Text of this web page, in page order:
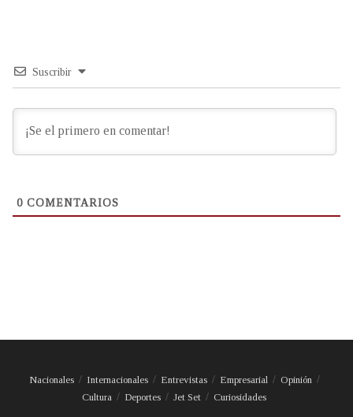
Suscribir
0 COMENTARIOS
Nacionales Internacionales Entrevistas Empresarial
Opinión
Cultura
Deportes Jet Set Curiosidades